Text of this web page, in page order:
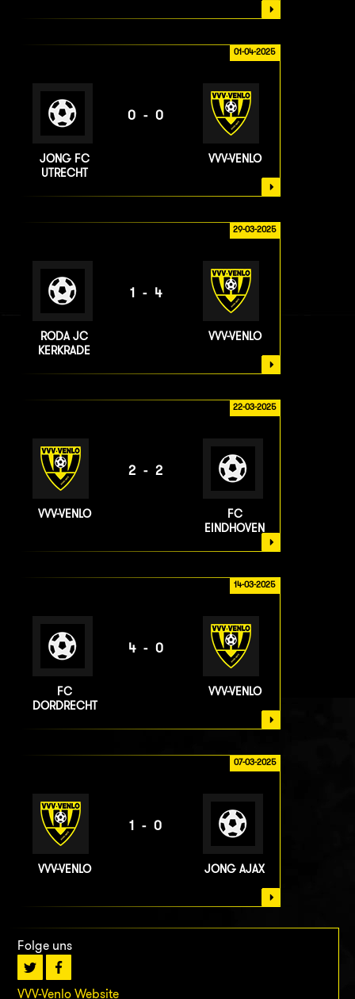
01-04-2025
JONG FC
UTRECHT
0-0
VVV-VENLO
29-03-2025
RODA JC
KERKRADE
1-4
VVV-VENLO
22-03-2025
VVV-VENLO
2-2
FC
EINDHOVEN
14-03-2025
FC
DORDRECHT
4-0
VVV-VENLO
07-03-2025
VVV-VENLO
1-0
JONG AJAX
Folge uns
VVV-Venlo Website